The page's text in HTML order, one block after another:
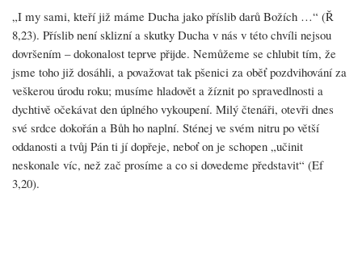
„I my sami, kteří již máme Ducha jako příslib darů Božích …“ (Ř
8,23). Příslib není sklizní a skutky Ducha v nás v této chvíli nejsou
dovršením – dokonalost teprve přijde. Nemůžeme se chlubit tím, že
jsme toho již dosáhli, a považovat tak pšenici za oběť pozdvihování za
veškerou úrodu roku; musíme hladovět a žíznit po spravedlnosti a
dychtivě očekávat den úplného vykoupení. Milý čtenáři, otevři dnes
své srdce dokořán a Bůh ho naplní. Sténej ve svém nitru po větší
oddanosti a tvůj Pán ti jí dopřeje, neboť on je schopen „učinit
neskonale víc, než zač prosíme a co si dovedeme představit“ (Ef
3,20).